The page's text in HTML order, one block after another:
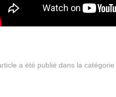
a été publié dans la catégorie